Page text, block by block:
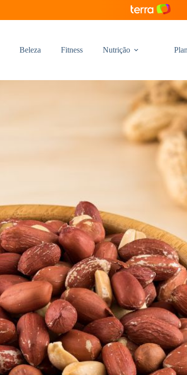
Beleza Fitness Nutrição